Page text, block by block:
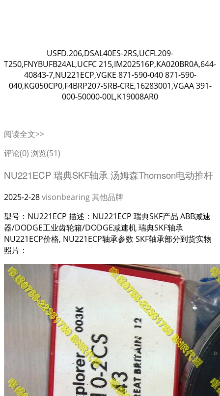
USFD.206,DSAL40ES-2RS,UCFL209-
T250,FNYBUFB24AL,UCFC 215,IM202516P,KA020BR0A,644-
40843-7,NU221ECP,VGKE 871-590-040 871-590-
040,KG050CP0,F4BRP207-SRB-CRE,16283001,VGAA 391-
000-50000-00L,K19008AR0
阅读全文>>
评论(0) 浏览(51)
NU221ECP 瑞典SKF轴承 汤姆森Thomson电动推杆
2025-2-28visonbearing其他品牌
型号：NU221ECP 描述：NU221ECP 瑞典SKF产品 ABB减速
器/DODGE工业齿轮箱/DODGE减速机 瑞典SKF轴承
NU221ECP价格, NU221ECP轴承参数 SKF轴承部分到货实物
照片：